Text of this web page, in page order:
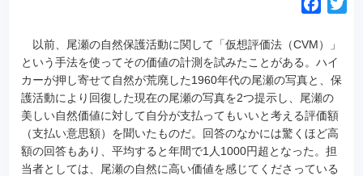
c
e
b
o
o
k
以前、尾瀬の自然保護活動に関して「仮想評価法（CVM）」
という手法を使ってその価値の計測を試みたことがある。ハイ
カーが押し寄せて自然が荒廃した1960年代の尾瀬の写真と、保
護活動により回復した現在の尾瀬の写真を2つ提示し、尾瀬の
美しい自然価値に対して自分が支払ってもいいと考える評価額
（支払い意思額）を聞いたものだ。 回答のなかには驚くほど高
額の回答もあり、平均すると年間で1人1000円超となった。担
当者としては、尾瀬の自然に高い価値を感じてくださっている